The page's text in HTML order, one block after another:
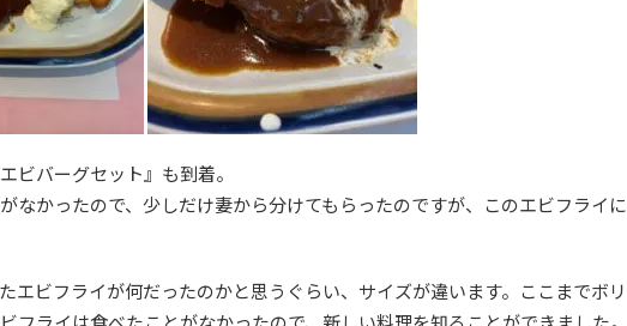
ビバーグセット』も到着。
なかったので、少しだけ妻から分けてもらったのですが、このエビフライに
エビフライが何だったのかと思うぐらい、サイズが違います。ここまでボリ